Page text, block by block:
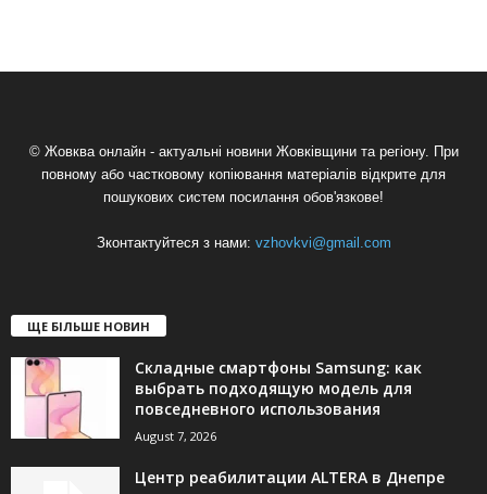
© Жовква онлайн - актуальні новини Жовківщини та регіону. При
повному або частковому копіювання матеріалів відкрите для
пошукових систем посилання обов'язкове!
Зконтактуйтеся з нами: vzhovkvi@gmail.com
ЩЕ БІЛЬШЕ НОВИН
Складные смартфоны Samsung: как
выбрать подходящую модель для
повседневного использования
August 7, 2026
Центр реабилитации ALTERA в Днепре